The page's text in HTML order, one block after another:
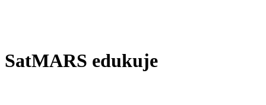
SatMARS edukuje